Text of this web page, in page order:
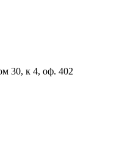
30, к 4, оф. 402